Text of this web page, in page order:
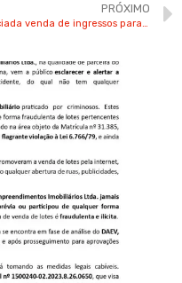
PRÓXIMO
Iniciada venda de ingressos para Festa Julina com Luan Santana, Jão e outros artistas em Jundiaí